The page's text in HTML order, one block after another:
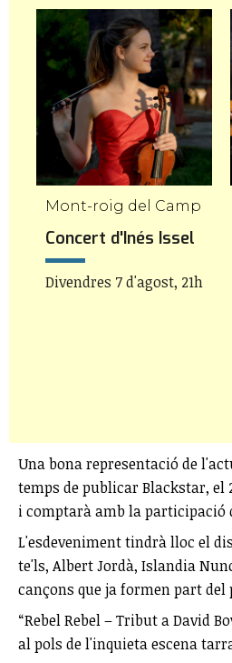
Mont-roig del Camp
Concert d'Inés Issel
Divendres 7 d'agost, 21h
Una bona representació de
temps de publicar Blackstar, el
i comptarà amb la participació
L'esdeveniment tindrà lloc el
te'ls, Albert Jordà, Islandia
cançons que ja formen part del
“Rebel Rebel – Tribut a David
al pols de l'inquieta escena